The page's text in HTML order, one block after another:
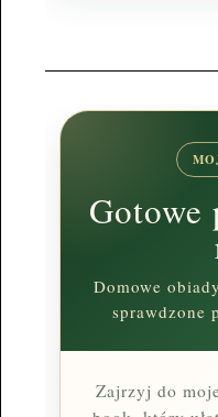
Gotowe
Domowe
sprawdzone
Zajrzyj do